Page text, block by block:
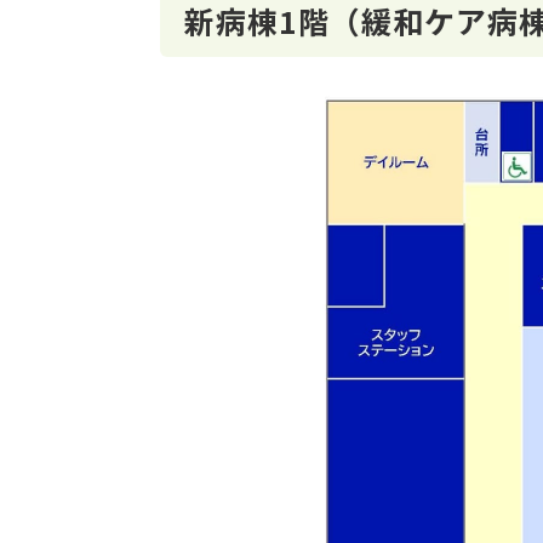
新病棟1階（緩和ケア病